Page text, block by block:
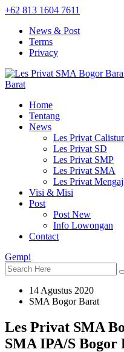
+62 813 1604 7611
News & Post
Terms
Privacy
Home
Tentang
News
Les Privat
Les Privat SD
Les Privat SMP
Les Privat SMA
Les Privat
Visi & Misi
Post
Post New
Info Lowongan
Contact
Gempi
14 Agustus 2020
SMA Bogor Barat
Les Privat SMA
SMA IPA/S Bogor